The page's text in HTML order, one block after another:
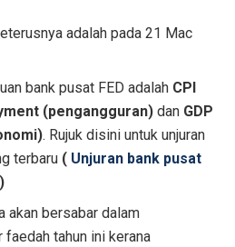
adalah pada 21 Mac
bank pusat FED adalah CPI
(pengangguran) dan GDP
. Rujuk disini untuk unjuran
terbaru ( Unjuran bank pusat
)
akan bersabar dalam
faedah tahun ini kerana